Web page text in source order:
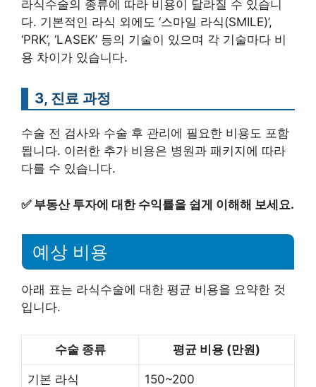
라식수술의 종류에 따라 비용이 달라질 수 있습니
다. 기본적인 라식 외에도 ‘스마일 라식(SMILE)’,
‘PRK’, ‘LASEK’ 등의 기술이 있으며 각 기술마다 비
용 차이가 있습니다.
3, 진료 과정
수술 전 검사와 수술 후 관리에 필요한 비용도 포함
됩니다. 이러한 추가 비용은 병원과 패키지에 따라
다를 수 있습니다.
✅ 부동산 투자에 대한 수익률을 쉽게 이해해 보세요.
예상 비용
아래 표는 라식수술에 대한 평균 비용을 요약한 것
입니다.
수술 종류 평균 비용 (만원)
기본 라식 150~200